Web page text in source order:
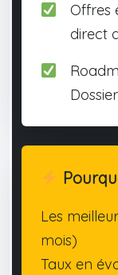
Offres
direct
Les
mois)
Taux en